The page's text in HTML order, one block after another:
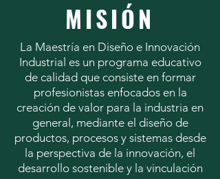
MISIÓN
La Maestría en Diseño e Innovación
Industrial es un programa educativo
de calidad que consiste en formar
profesionistas enfocados en la
creación de valor para la industria en
general, mediante el diseño de
productos, procesos y sistemas desde
la perspectiva de la innovación, el
desarrollo sostenible y la vinculación